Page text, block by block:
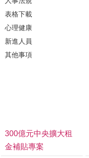
表格下載
心理健康
新進人員
其他事項
300億元中央擴大租
金補貼專案